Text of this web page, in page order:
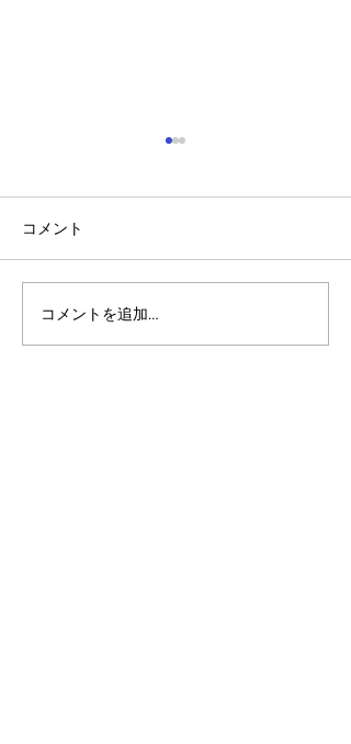
サプライチェーンにおけ
るブロックチェーンの評
コメント
コメントを追加…